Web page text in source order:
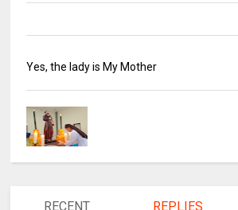
Yes, the lady is My Mother
RECENT REPLIES